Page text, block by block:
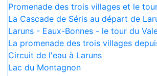
Promenade des trois villages et le
La Cascade de Séris au départ de
Laruns - Eaux-Bonnes - le tour du
La promenade des trois villages
Circuit de l'eau à Laruns
Lac du Montagnon